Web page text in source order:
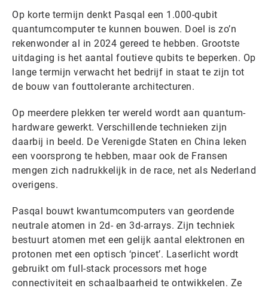
Op korte termijn denkt Pasqal een 1.000-qubit
quantumcomputer te kunnen bouwen. Doel is zo’n
rekenwonder al in 2024 gereed te hebben. Grootste
uitdaging is het aantal foutieve qubits te beperken. Op
lange termijn verwacht het bedrijf in staat te zijn tot
de bouw van fouttolerante architecturen.
Op meerdere plekken ter wereld wordt aan quantum-
hardware gewerkt. Verschillende technieken zijn
daarbij in beeld. De Verenigde Staten en China leken
een voorsprong te hebben, maar ook de Fransen
mengen zich nadrukkelijk in de race, net als Nederland
overigens.
Pasqal bouwt kwantumcomputers van geordende
neutrale atomen in 2d- en 3d-arrays. Zijn techniek
bestuurt atomen met een gelijk aantal elektronen en
protonen met een optisch ‘pincet’. Laserlicht wordt
gebruikt om full-stack processors met hoge
connectiviteit en schaalbaarheid te ontwikkelen. Ze